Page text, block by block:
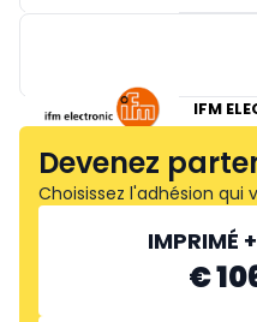
IFM
Devenez
Choisissez l'adhésion qui
IMPRIMÉ
€